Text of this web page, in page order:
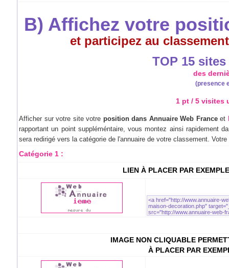
B) Affichez votre
et participez au
TOP 15
des
(presence
1 pt / 5 visites
Afficher sur votre site votre position dans Annuaire Web Franceet
rapportant un point suppléméntaire, vous montez ainsi rapidement
sera redirigé vers la catégorie de l'annuaire de votre classement.
Catégorie 1 :
LIEN À PLACER PAR
IMAGE NON CLIQUABLE
À PLACER PAR